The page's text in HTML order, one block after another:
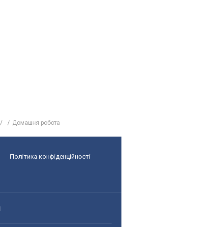
Домашня робота
Політика конфіденційності